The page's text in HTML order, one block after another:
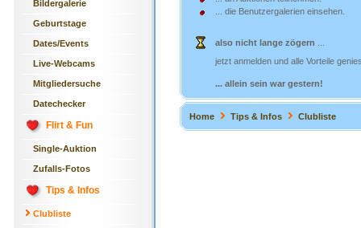
Bildergalerie
Geburtstage
Dates/Events
Live-Webcams
Mitgliedersuche
Datechecker
Flirt & Fun
Single-Auktion
Zufalls-Fotos
Tips & Infos
Clubliste
... die Benutzergalerien einsehen.
also nicht lange zögern
jetzt anmelden und alle Vorteile
... allein sein war gestern!
Home Tips & Infos Clubliste